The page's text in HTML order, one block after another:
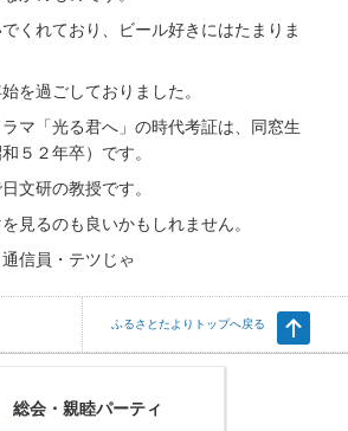
くれており、ビール好きにはたまりま
を過ごしておりました。
マ「光る君へ」の時代考証は、同窓生
５２年卒）です。
文研の教授です。
見るのも良いかもしれません。
信員・テツじゃ
ふるさとたよりトップへ戻る
総会・親睦パーティ